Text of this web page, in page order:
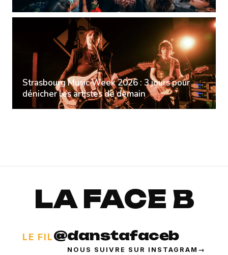
Strasbourg Music Week 2026 : 3 jours pour
dénicher les artistes de demain
LA FACE B
LE FIL@danstafaceb
NOUS SUIVRE SUR INSTAGRAM →